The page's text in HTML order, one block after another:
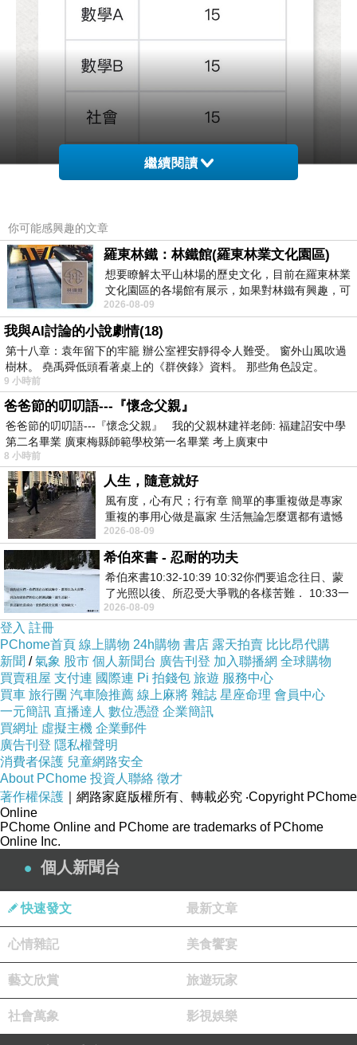
102么弟携眷返金省親
繼續閱讀
你可能感興趣的文章
羅東林鐵：林鐵館(羅東林業文化園區)
想要瞭解太平山林場的歷史文化，目前在羅東林業
文化園區的各場館有展示，如果對林鐵有興趣，可
以到林鐵館。 這裡展示從山下
2026-08-09
我與AI討論的小說劇情(18)
第十八章：袁年留下的牢籠 辦公室裡安靜得令人難受。 窗外山風吹過
樹林。 堯禹舜低頭看著桌上的《群俠錄》資料。 那些角色設定。
9 小時前
爸爸節的叨叨語---『懷念父親』
爸爸節的叨叨語---『懷念父親』 我的父親林建祥老師: 福建詔安中學
第二名畢業 廣東梅縣師範學校第一名畢業 考上廣東中
8 小時前
人生，隨意就好
風有度，心有尺；行有章 簡單的事重複做是專家
重複的事用心做是贏家 生活無論怎麼選都有遺憾
所以開心就好 生活不會辜負認真
2026-08-09
希伯來書 - 忍耐的功夫
希伯來書10:32-10:39 10:32你們要追念往日、蒙
了光照以後、所忍受大爭戰的各樣苦難． 10:33一
面被毀謗、遭患難、成了戲景、叫眾人
2026-08-09
登入 註冊
PChome首頁 線上購物 24h購物 書店 露天拍賣 比比昂代購
新聞 /氣象 股市 個人新聞台 廣告刊登 加入聯播網 全球購物
買賣租屋 支付連 國際連 Pi 拍錢包 旅遊 服務中心
買車 旅行團 汽車險推薦 線上麻將 雜誌 星座命理 會員中心
一元簡訊 直播達人 數位憑證 企業簡訊
買網址 虛擬主機 企業郵件
廣告刊登 隱私權聲明
消費者保護 兒童網路安全
About PChome 投資人聯絡 徵才
著作權保護 ｜網路家庭版權所有、轉載必究 ‧Copyright PChome
Online
PChome Online and PChome are trademarks of PChome
Online Inc.
個人新聞台
快速發文 最新文章
心情雜記 美食饗宴
藝文欣賞 旅遊玩家
社會萬象 影視娛樂